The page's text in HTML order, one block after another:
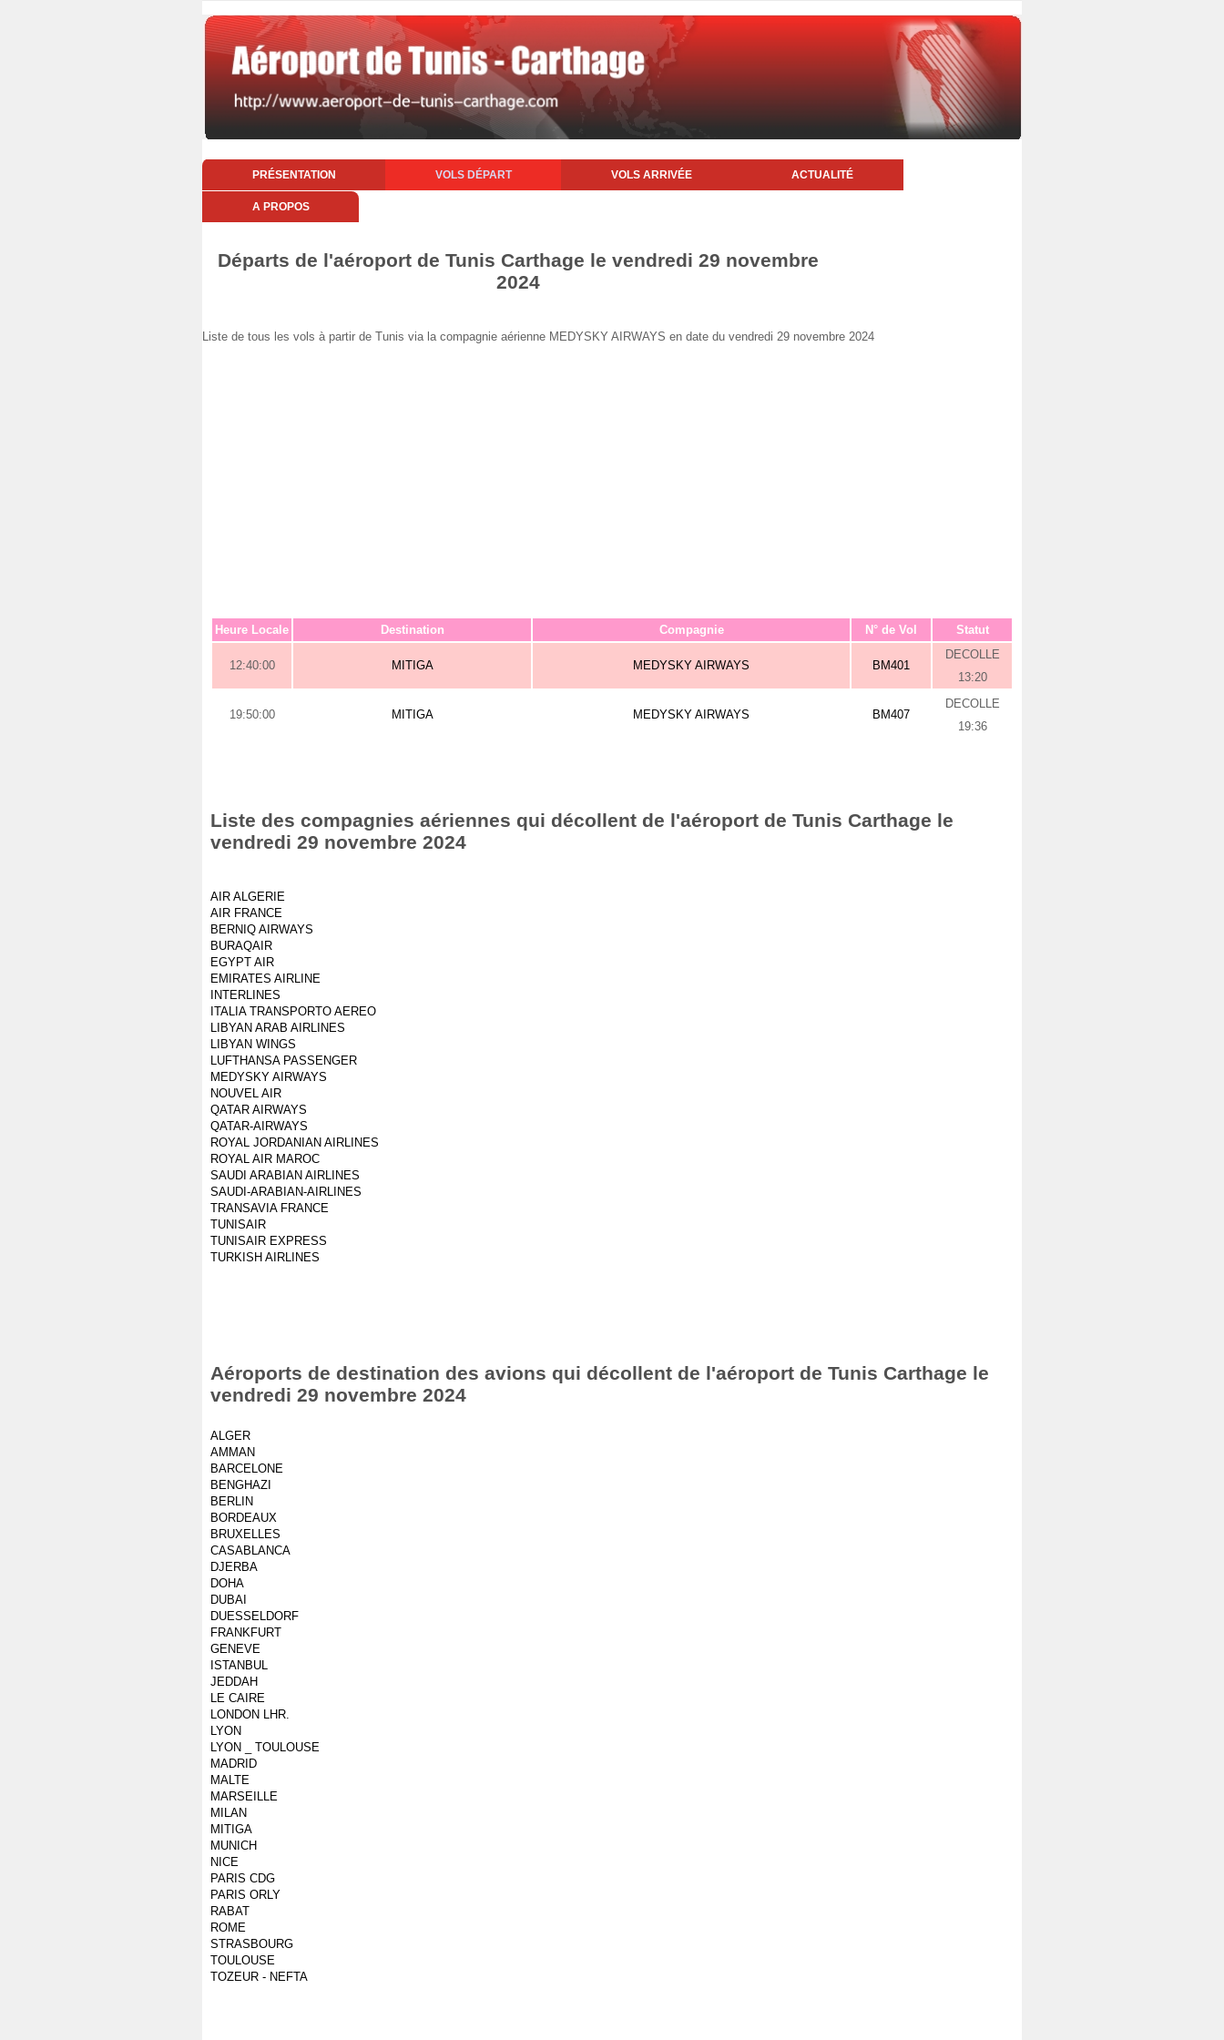
PRÉSENTATION VOLS DÉPART VOLS ARRIVÉE ACTUALITÉ
A PROPOS
Départs de l'aéroport de Tunis Carthage le vendredi 29 novembre
2024
Liste de tous les vols à partir de Tunis via la compagnie aérienne MEDYSKY AIRWAYS en date du vendredi 29 novembre 2024
Heure Locale Destination Compagnie N° de Vol Statut
12:40:00 MITIGA MEDYSKY AIRWAYS BM401
DECOLLE
13:20
19:50:00 MITIGA MEDYSKY AIRWAYS BM407
DECOLLE
19:36
Liste des compagnies aériennes qui décollent de l'aéroport de Tunis Carthage le
vendredi 29 novembre 2024
AIR ALGERIE
AIR FRANCE
BERNIQ AIRWAYS
BURAQAIR
EGYPT AIR
EMIRATES AIRLINE
INTERLINES
ITALIA TRANSPORTO AEREO
LIBYAN ARAB AIRLINES
LIBYAN WINGS
LUFTHANSA PASSENGER
MEDYSKY AIRWAYS
NOUVEL AIR
QATAR AIRWAYS
QATAR-AIRWAYS
ROYAL JORDANIAN AIRLINES
ROYAL AIR MAROC
SAUDI ARABIAN AIRLINES
SAUDI-ARABIAN-AIRLINES
TRANSAVIA FRANCE
TUNISAIR
TUNISAIR EXPRESS
TURKISH AIRLINES
Aéroports de destination des avions qui décollent de l'aéroport de Tunis Carthage le
vendredi 29 novembre 2024
ALGER
AMMAN
BARCELONE
BENGHAZI
BERLIN
BORDEAUX
BRUXELLES
CASABLANCA
DJERBA
DOHA
DUBAI
DUESSELDORF
FRANKFURT
GENEVE
ISTANBUL
JEDDAH
LE CAIRE
LONDON LHR.
LYON
LYON _ TOULOUSE
MADRID
MALTE
MARSEILLE
MILAN
MITIGA
MUNICH
NICE
PARIS CDG
PARIS ORLY
RABAT
ROME
STRASBOURG
TOULOUSE
TOZEUR - NEFTA